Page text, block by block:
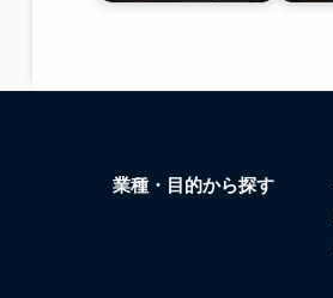
業種・目的から探す